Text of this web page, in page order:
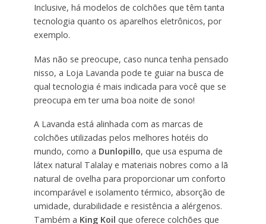
Inclusive, há modelos de colchões que têm tanta
tecnologia quanto os aparelhos eletrônicos, por
exemplo.
Mas não se preocupe, caso nunca tenha pensado
nisso, a Loja Lavanda pode te guiar na busca de
qual tecnologia é mais indicada para você que se
preocupa em ter uma boa noite de sono!
A Lavanda está alinhada com as marcas de
colchões utilizadas pelos melhores hotéis do
mundo, como a Dunlopillo, que usa espuma de
látex natural Talalay e materiais nobres como a lã
natural de ovelha para proporcionar um conforto
incomparável e isolamento térmico, absorção de
umidade, durabilidade e resistência a alérgenos.
Também a King Koil que oferece colchões que